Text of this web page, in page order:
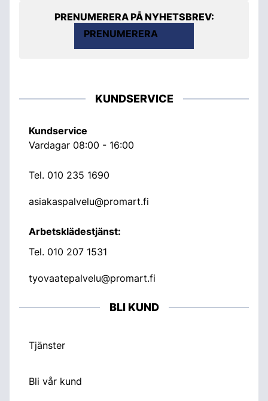
PRENUMERERA PÅ NYHETSBREV:
PRENUMERERA
KUNDSERVICE
Kundservice
Vardagar 08:00 - 16:00
Tel. 010 235 1690
asiakaspalvelu@promart.fi
Arbetsklädestjänst:
Tel. 010 207 1531
tyovaatepalvelu@promart.fi
BLI KUND
Tjänster
Bli vår kund